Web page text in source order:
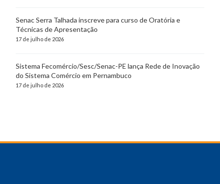
Senac Serra Talhada inscreve para curso de Oratória e
Técnicas de Apresentação
17 de julho de 2026
Sistema Fecomércio/Sesc/Senac-PE lança Rede de Inovação
do Sistema Comércio em Pernambuco
17 de julho de 2026